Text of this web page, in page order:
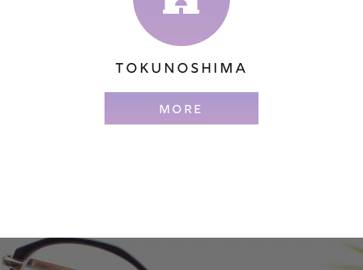
TOKUNOSHIMA
MORE